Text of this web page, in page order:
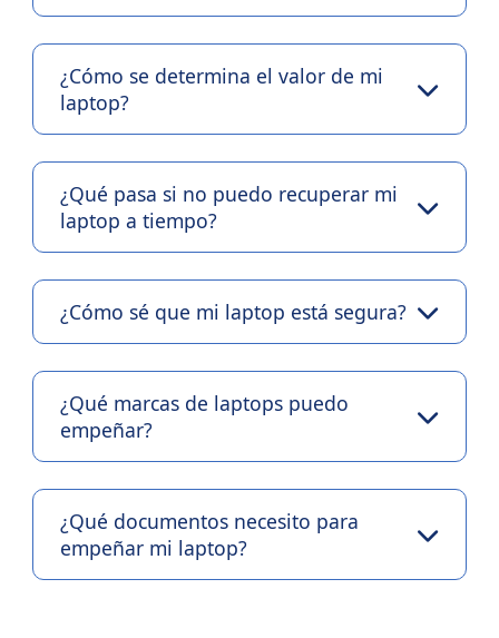
¿Cómo se determina el valor de mi
laptop?
¿Qué pasa si no puedo recuperar mi
laptop a tiempo?
¿Cómo sé que mi laptop está segura?
¿Qué marcas de laptops puedo
empeñar?
¿Qué documentos necesito para
empeñar mi laptop?